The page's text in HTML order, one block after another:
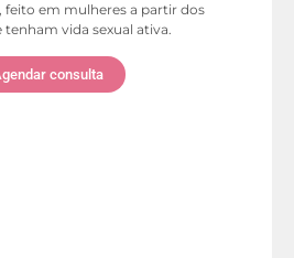
feito em mulheres a partir dos
tenham vida sexual ativa.
consulta